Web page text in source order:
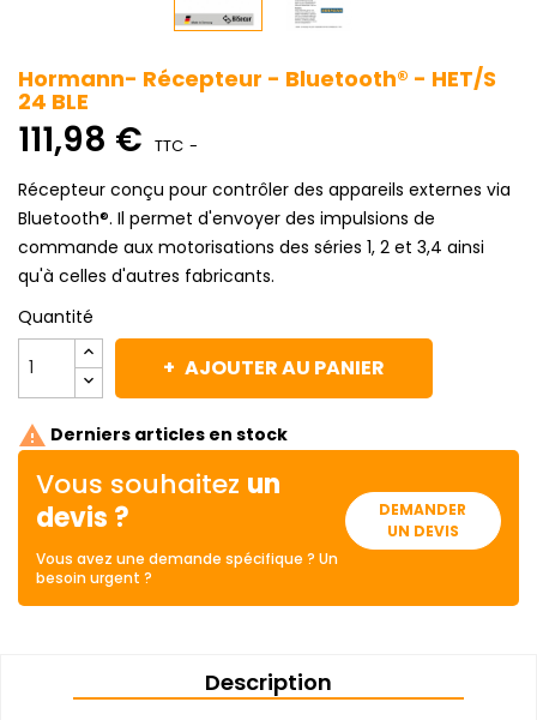
Hormann- Récepteur - Bluetooth® - HET/S
24 BLE
111,98 € TTC
Récepteur conçu pour contrôler des appareils externes via
Bluetooth®. Il permet d'envoyer des impulsions de
commande aux motorisations des séries 1, 2 et 3,4 ainsi
qu'à celles d'autres fabricants.
Quantité
AJOUTER AU PANIER
 Derniers articles en stock
Vous souhaitez un
devis ?
Vous avez une demande spécifique ? Un
besoin urgent ?
DEMANDER
UN DEVIS
Description